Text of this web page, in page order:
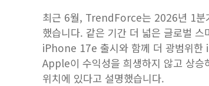
최근 6월, TrendForce는 2026년 1분
했습니다. 같은 기간 더 넓은 글로벌
iPhone 17e 출시와 함께 더 광범위한
Apple이 수익성을 희생하지 않고 상승
위치에 있다고 설명했습니다.